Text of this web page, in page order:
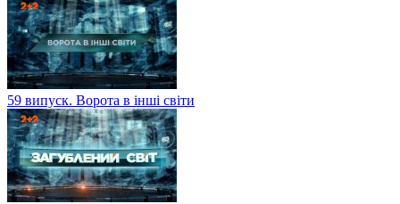
59 випуск. Ворота в інші світи